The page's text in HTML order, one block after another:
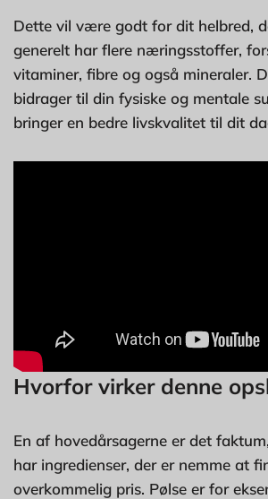
Dette vil være godt for dit helbred,
generelt har flere næringsstoffer,
vitaminer, fibre og også mineraler.
bidrager til din fysiske og mentale
bringer en bedre livskvalitet til dit
Hvorfor virker denne
En af hovedårsagerne er det
har ingredienser, der er nemme at
overkommelig pris. Pølse er for